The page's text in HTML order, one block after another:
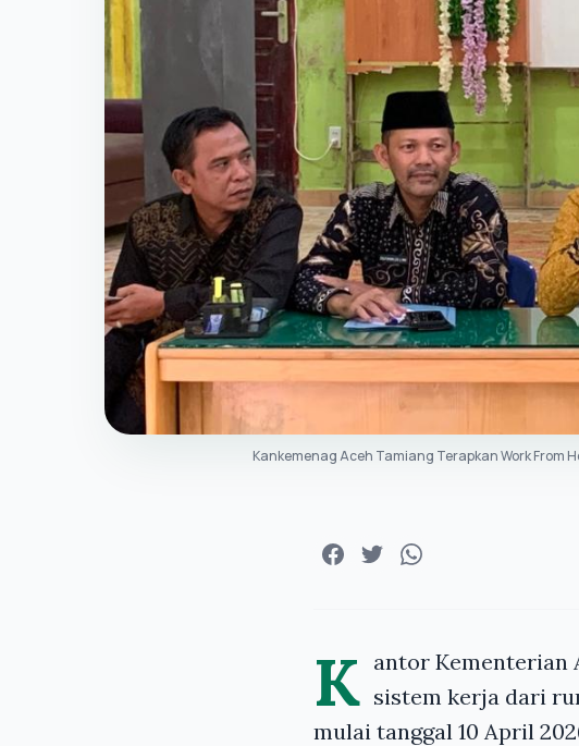
Kankemenag Aceh Tamiang Terapkan Work From
K antor Kementerian
sistem kerja dari
mulai tanggal 10 April